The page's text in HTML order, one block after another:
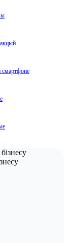
смартфоне